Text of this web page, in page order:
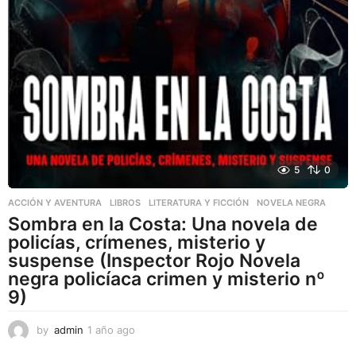
5 0
ACCIÓN Y AVENTURA ,LIBROS ,LITERATURA Y FICCIÓN NOVELA NEGRA
Sombra en la Costa: Una novela de
policías, crímenes, misterio y
suspense (Inspector Rojo Novela
negra policíaca crimen y misterio nº
9)
by admin 1 año ago